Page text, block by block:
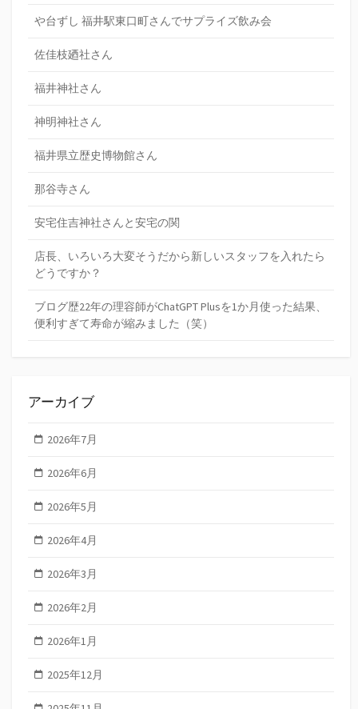
や台ずし 福井駅東口町さんでサプライズ飲み会
佐佳枝廼社さん
福井神社さん
神明神社さん
福井県立歴史博物館さん
那谷寺さん
安宅住吉神社さんと安宅の関
店長、いろいろ大変そうだから新しいスタッフを入れたら
どうですか？
ブログ歴22年の理容師がChatGPT Plusを1か月使った結果、
便利すぎて寿命が縮みました（笑）
アーカイブ
2026年7月
2026年6月
2026年5月
2026年4月
2026年3月
2026年2月
2026年1月
2025年12月